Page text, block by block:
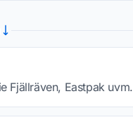
Fjällräven, Eastpak uvm.